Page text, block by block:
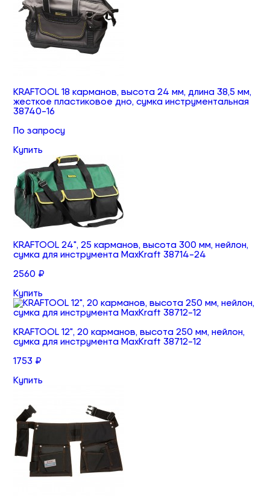
KRAFTOOL 18 карманов, высота 24 мм, длина 38,5 мм,
жесткое пластиковое дно, сумка инструментальная
38740-16
По запросу
Купить
KRAFTOOL 24", 25 карманов, высота 300 мм, нейлон,
сумка для инструмента MaxKraft 38714-24
2560 ₽
Купить
KRAFTOOL 12", 20 карманов, высота 250 мм, нейлон,
сумка для инструмента MaxKraft 38712-12
1753 ₽
Купить